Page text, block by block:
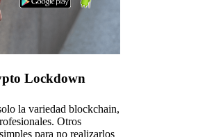
Lockdown
la variedad blockchain,
Otros
para no realizarlos